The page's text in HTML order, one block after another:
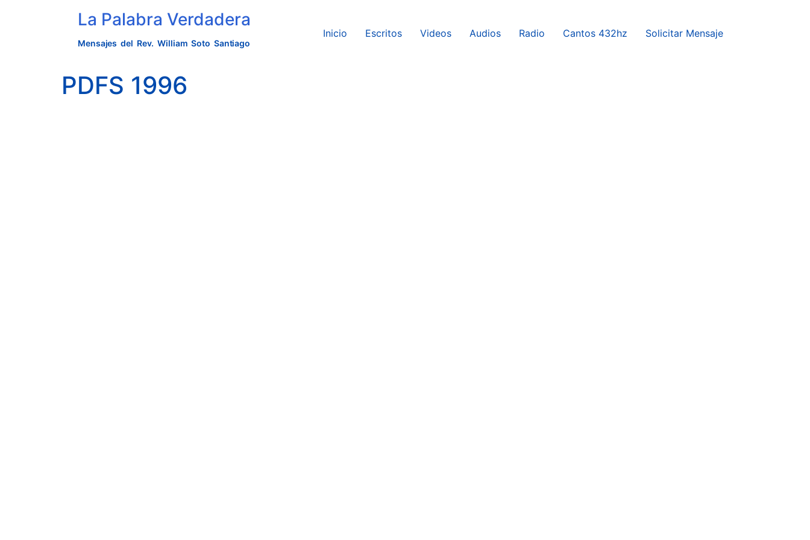
La Palabra Verdadera
Mensajes del Rev. William Soto Santiago
Inicio Escritos Videos Audios Radio Cantos 432hz Solicitar Mensaje
PDFS 1996